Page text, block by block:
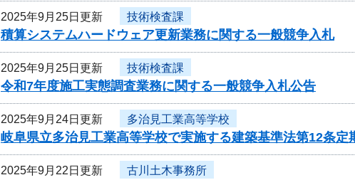
2025年9月25日更新 技術検査課
積算システムハードウェア更新業務に関する一般競争入札
2025年9月25日更新 技術検査課
令和7年度施工実態調査業務に関する一般競争入札公告
2025年9月24日更新 多治見工業高等学校
岐阜県立多治見工業高等学校で実施する建築基準法第12条
2025年9月22日更新 古川土木事務所